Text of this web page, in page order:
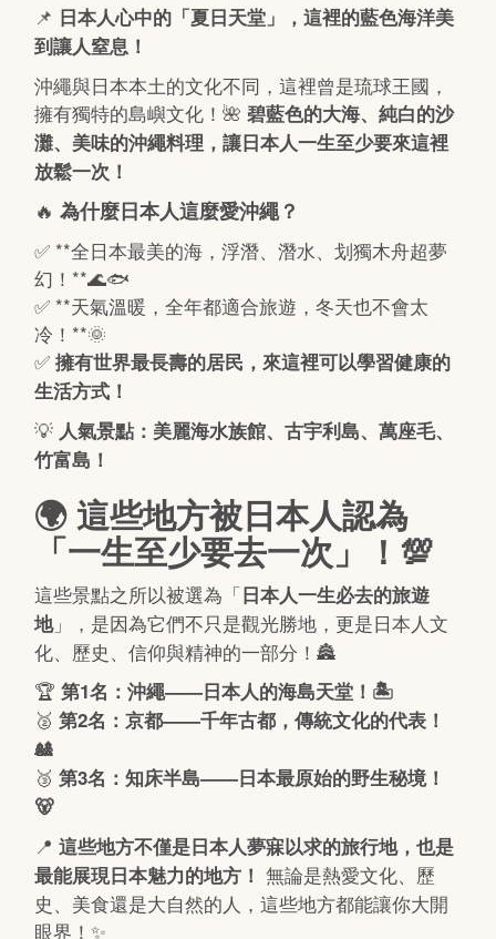
📌 日本人心中的「夏日天堂」，這裡的藍色海洋美
到讓人窒息！
沖繩與日本本土的文化不同，這裡曾是琉球王國，
擁有獨特的島嶼文化！🌺碧藍色的大海、純白的沙
灘、美味的沖繩料理，讓日本人一生至少要來這裡
放鬆一次！
🔥為什麼日本人這麼愛沖繩？
✅ **全日本最美的海，浮潛、潛水、划獨木舟超夢
幻！**🌊🐟
✅ **天氣溫暖，全年都適合旅遊，冬天也不會太
冷！**🌞
✅擁有世界最長壽的居民，來這裡可以學習健康的
生活方式！
💡 人氣景點：美麗海水族館、古宇利島、萬座毛、
竹富島！
🌍 這些地方被日本人認為
「一生至少要去一次」！💯
這些景點之所以被選為「日本人一生必去的旅遊
地」，是因為它們不只是觀光勝地，更是日本人文
化、歷史、信仰與精神的一部分！🏯
🏆第1名：沖繩——日本人的海島天堂！🏝️
🥈第2名：京都——千年古都，傳統文化的代表！
🎎
🥉第3名：知床半島——日本最原始的野生秘境！
🐻
📍這些地方不僅是日本人夢寐以求的旅行地，也是
最能展現日本魅力的地方！ 無論是熱愛文化、歷
史、美食還是大自然的人，這些地方都能讓你大開
眼界！✨